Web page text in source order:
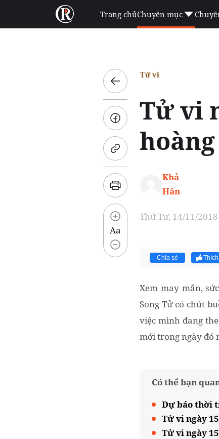
Trang chủChuyên mục
Aa
Tử vi
Tử vi
Khả
Hân
Thứ Tư, 14/11/
Chia sẻ Thích
Xem may mắn,
Song Tử có chút
việc mình đang
mới trong ngày đó
Có thể bạn
Dự báo thời
Tử vi ngày
Tử vi ngày